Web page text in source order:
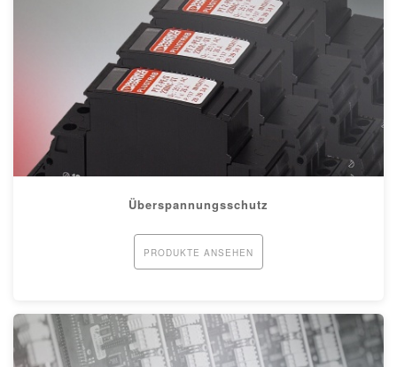
Überspannungsschutz
PRODUKTE ANSEHEN